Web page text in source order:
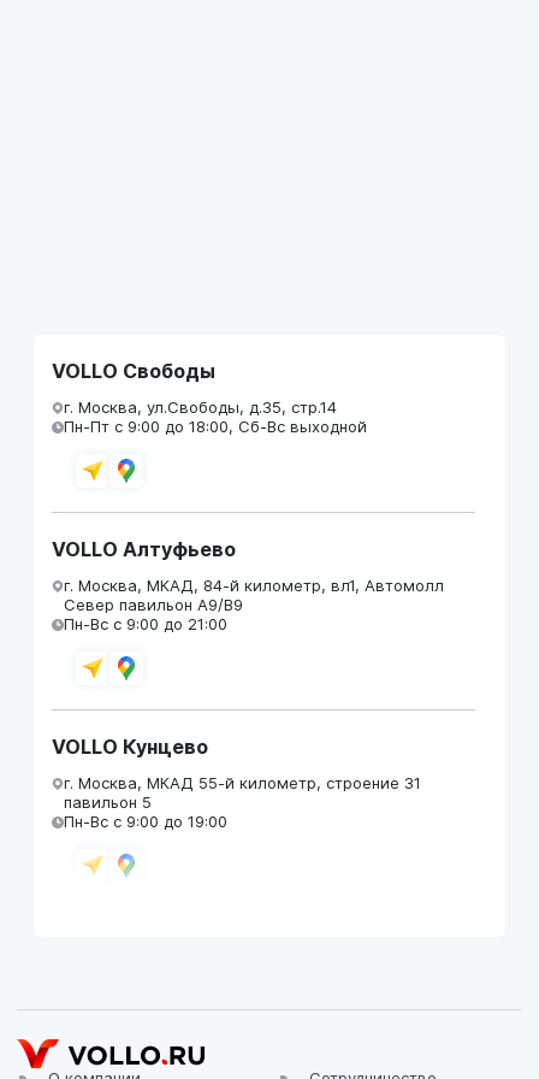
VOLLO Свободы
г. Москва, ул.Свободы, д.35, стр.14
Пн-Пт с 9:00 до 18:00, Сб-Вс выходной
VOLLO Алтуфьево
г. Москва, МКАД, 84-й километр, вл1, Автомолл
Север павильон А9/В9
Пн-Вс с 9:00 до 21:00
VOLLO Кунцево
г. Москва, МКАД 55-й километр, строение 31
павильон 5
Пн-Вс с 9:00 до 19:00